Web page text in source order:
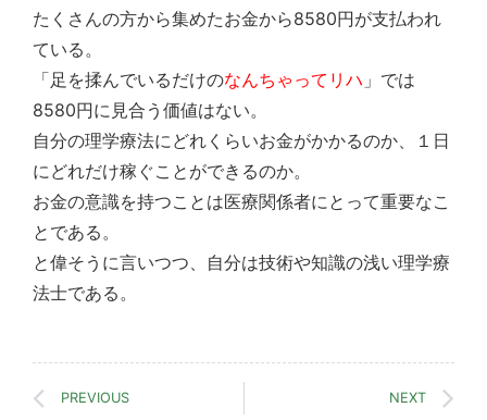
たくさんの方から集めたお金から8580円が支払われ
ている。
「足を揉んでいるだけのなんちゃってリハ 」では
8580円に見合う価値はない。
自分の理学療法にどれくらいお金がかかるのか、１日
にどれだけ稼ぐことができるのか。
お金の意識を持つことは医療関係者にとって重要なこ
とである。
と偉そうに言いつつ、自分は技術や知識の浅い理学療
法士である。
PREVIOUS NEXT